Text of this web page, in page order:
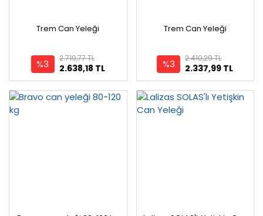
Trem Can Yeleği
%3 2.638,18 TL
2.719,77 TL
Trem Can Yeleği
%3 2.337,99 TL
2.410,29 TL